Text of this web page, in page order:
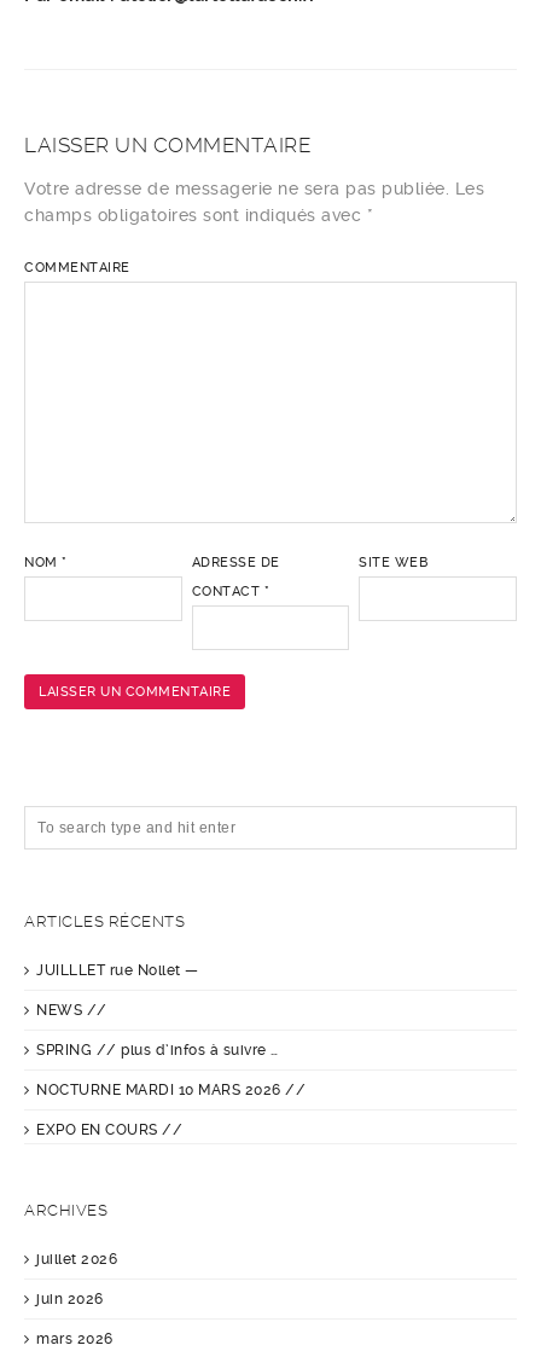
LAISSER UN COMMENTAIRE
Votre adresse de messagerie ne sera pas publiée.
Les
champs obligatoires sont indiqués avec *
COMMENTAIRE
NOM *
ADRESSE DE
CONTACT *
SITE WEB
ARTICLES RÉCENTS
JUILLLET rue Nollet —
NEWS //
SPRING // plus d’infos à suivre …
NOCTURNE MARDI 10 MARS 2026 //
EXPO EN COURS //
ARCHIVES
juillet 2026
juin 2026
mars 2026